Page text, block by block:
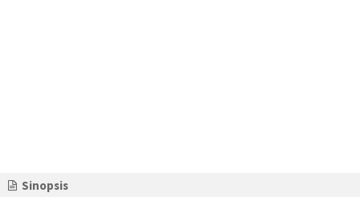
Sinopsis